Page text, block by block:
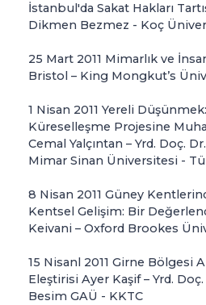
İstanbul'da Sakat Hakları
Dikmen Bezmez - Koç
25 Mart 2011 Mimarlık ve
Bristol – King Mongkut’s
1 Nisan 2011 Yereli
Küreselleşme Projesine
Cemal Yalçıntan – Yrd. Doç.
Mimar Sinan Üniversitesi -
8 Nisan 2011 Güney
Kentsel Gelişim: Bir
Keivani – Oxford Brookes
15 Nisanl 2011 Girne Bölgesi
Eleştirisi Ayer Kaşif – Yrd.
Besim GAÜ - KKTC